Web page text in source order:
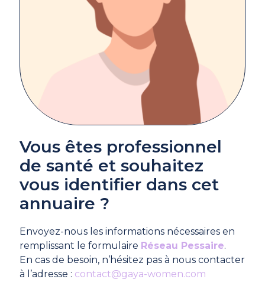
Vous êtes professionnel
de santé et souhaitez
vous identifier dans cet
annuaire ?
Envoyez-nous les informations nécessaires en
remplissant le formulaire Réseau Pessaire.
En cas de besoin, n’hésitez pas à nous contacter
à l’adresse : contact@gaya-women.com